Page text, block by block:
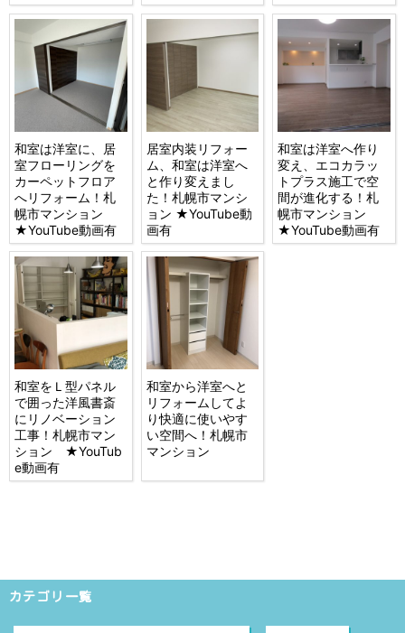
和室は洋室に、居
室フローリングを
カーペットフロア
へリフォーム！札
幌市マンション
★YouTube動画有
居室内装リフォー
ム、和室は洋室へ
と作り変えまし
た！札幌市マンシ
ョン ★YouTube動
画有
和室は洋室へ作り
変え、エコカラッ
トプラス施工で空
間が進化する！札
幌市マンション
★YouTube動画有
和室をＬ型パネル
で囲った洋風書斎
にリノベーション
工事！札幌市マン
ション ★YouTub
e動画有
和室から洋室へと
リフォームしてよ
り快適に使いやす
い空間へ！札幌市
マンション
カテゴリ一覧